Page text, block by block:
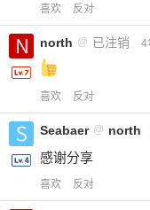
喜欢 反对
north @ 已注销 4
喜欢 反对
Seabaer @ north
感谢分享
喜欢 反对